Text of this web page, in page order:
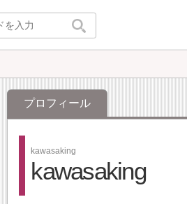
プロフィール
kawasaking
kawasaking